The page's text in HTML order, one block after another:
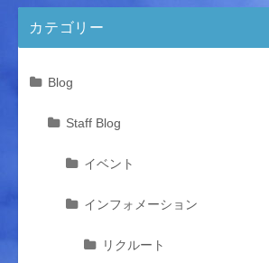
カテゴリー
Blog
Staff Blog
イベント
インフォメーション
リクルート